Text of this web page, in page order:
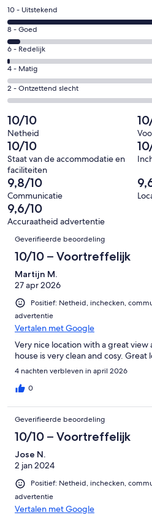
een
nieuw
venster
Gastenscore:
10
-
Uitstekend.
72
van
77
beoordelingen
10 - Uitstekend
Gastenscore:
8
-
Goed.
4
van
beoordelingen
8 - Goed
Gastenscore:
6
-
Redelijk.
1
van
77
beoordelingen
6 - Redelijk
Gastenscore:
4
-
0
van
77
beoordelingen
4 - Matig
Gastenscore:
2
-
Ontzettend
slecht.
0
van
77
beoordelingen
2 - Ontzettend slecht
10/10
Netheid
10/10
Staat van de accommodatie en
faciliteiten
9,8/10
Communicatie
9,6/10
Accuraatheid advertentie
Beoordelingen
Geverifieerde beoordeling
10/10 – Voortreffelijk
Martijn M.
27 apr 2026
Positief: Netheid, inchecken,
advertentie
Vertalen met Google
Very nice location with a great
house is very clean and cosy.
4 nachten verbleven in april 2026
0
Geverifieerde beoordeling
10/10 – Voortreffelijk
Jose N.
2 jan 2024
Positief: Netheid, inchecken,
advertentie
Vertalen met Google